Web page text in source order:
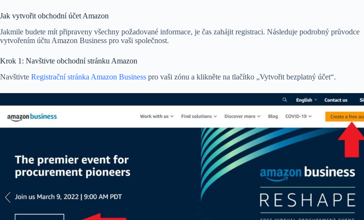
Jak vytvořit obchodní účet Amazon
Jakmile budete mít připraveny všechny požadované informace, je čas zahájit registraci. Následuje podrobný průvodce
vytvořením účtu Amazon Business pro vaši společnost.
Krok 1: Navštivte obchodní stránku Amazon
Navštivte Registrační stránka Amazon Business pro vaši zónu a klikněte na tlačítko „Vytvořit bezplatný účet“.